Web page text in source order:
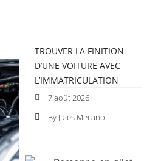
TROUVER LA FINITION
D’UNE VOITURE AVEC
L’IMMATRICULATION
7 août 2026
By Jules Mecano